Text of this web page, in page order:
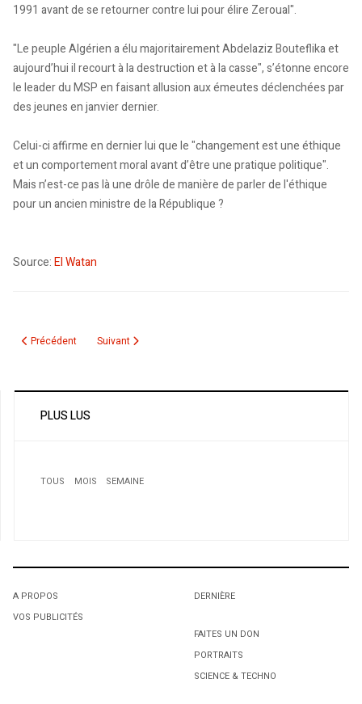
1991 avant de se retourner contre lui pour élire Zeroual".
"Le peuple Algérien a élu majoritairement Abdelaziz Bouteflika et
aujourd’hui il recourt à la destruction et à la casse", s’étonne encore
le leader du MSP en faisant allusion aux émeutes déclenchées par
des jeunes en janvier dernier.
Celui-ci affirme en dernier lui que le "changement est une éthique
et un comportement moral avant d’être une pratique politique".
Mais n’est-ce pas là une drôle de manière de parler de l'éthique
pour un ancien ministre de la République ?
Source:El Watan
Article précédent : Accueil | Actualité L’axe Bouteflika – Ait Ahmed a fait
Précédent Article suivant : Des élections anticipées pour créer le
Suivant
PLUS LUS
TOUS MOIS
SEMAINE
Maghlaoui à l'ENTV Fin annoncée du monopole d'Air
L'octroi accidentel du Gant Court.
L'octroi accidentel du Gant Court.
A PROPOS
VOS PUBLICITÉS
DERNIÈRE
FAITES UN DON
PORTRAITS
SCIENCE & TECHNO